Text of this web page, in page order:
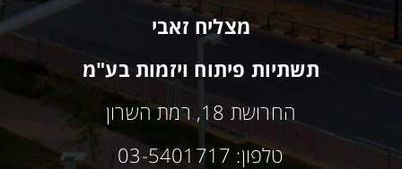
מצליח זאבי
תשתיות פיתוח ויזמות בע"מ
החרושת 18, רמת השרון
טלפון: 03-5401717